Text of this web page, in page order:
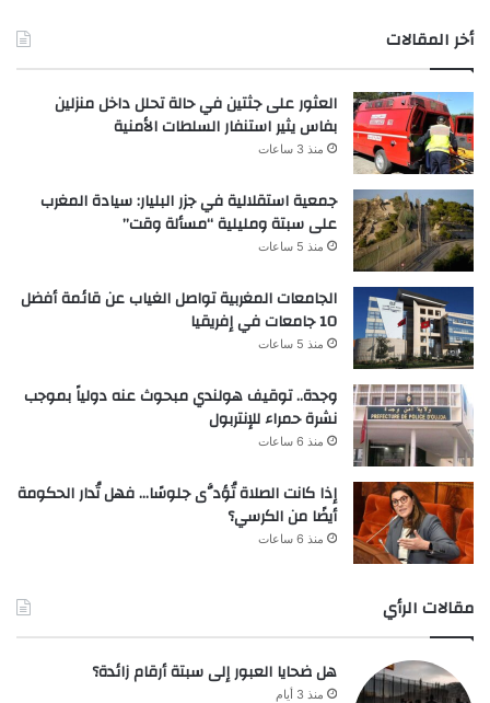
أخر المقالات
العثور على جثتين في حالة تحلل داخل منزلين
بفاس يثير استنفار السلطات الأمنية
منذ 3 ساعات
جمعية استقلالية في جزر البليار: سيادة المغرب
على سبتة ومليلية “مسألة وقت”
منذ 5 ساعات
الجامعات المغربية تواصل الغياب عن قائمة أفضل
10 جامعات في إفريقيا
منذ 5 ساعات
وجدة.. توقيف هولندي مبحوث عنه دولياً بموجب
نشرة حمراء للإنتربول
منذ 6 ساعات
إذا كانت الصلاة تُؤدَّى جلوسًا… فهل تُدار الحكومة
أيضًا من الكرسي؟
منذ 6 ساعات
مقالات الرأي
هل ضحايا العبور إلى سبتة أرقام زائدة؟
منذ 3 أيام